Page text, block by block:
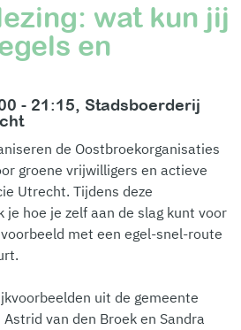
wat kun jij
en
- 21:15, Stadsboerderij
de Oostbroekorganisaties
groene vrijwilligers en actieve
Utrecht. Tijdens deze
je hoe je zelf aan de slag kunt voor
met een egel-snel-route
uit de gemeente
van den Broek en Sandra